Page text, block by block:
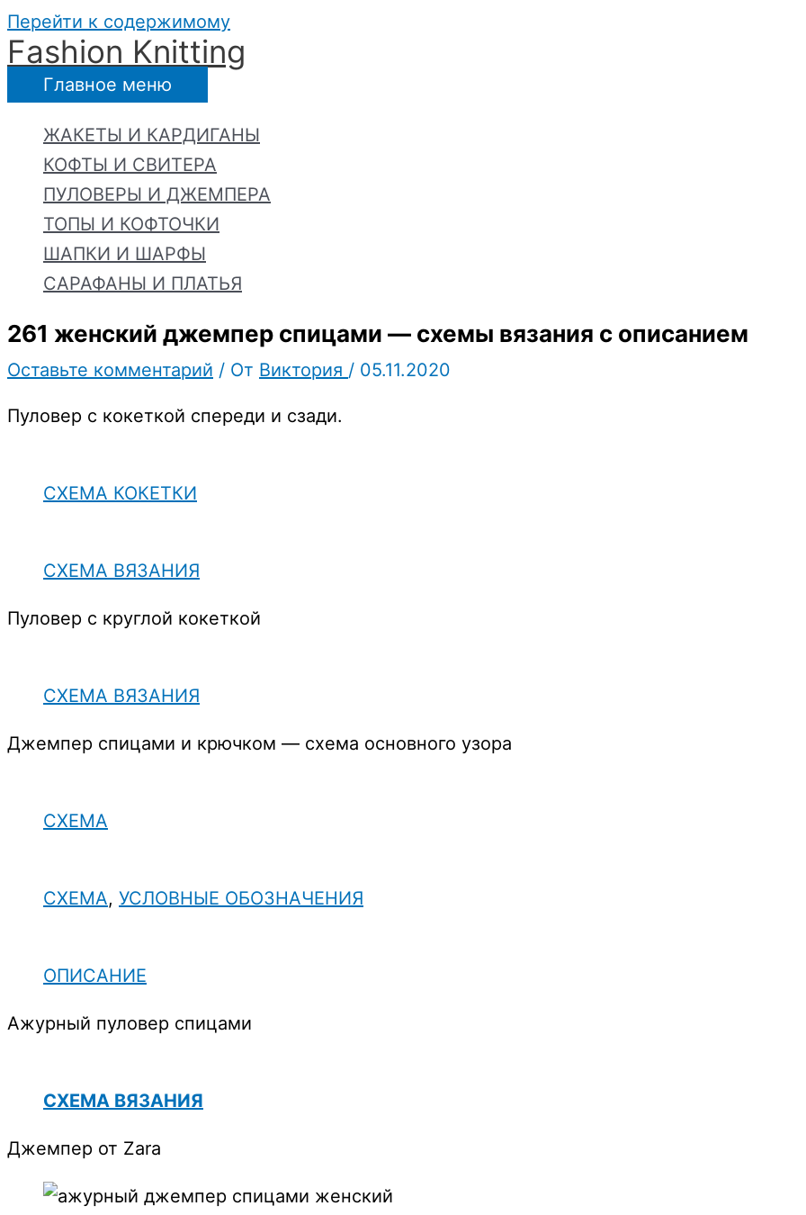
Перейти к содержимому
Fashion Knitting
Главное меню
ЖАКЕТЫ И КАРДИГАНЫ
КОФТЫ И СВИТЕРА
ПУЛОВЕРЫ И ДЖЕМПЕРА
ТОПЫ И КОФТОЧКИ
ШАПКИ И ШАРФЫ
САРАФАНЫ И ПЛАТЬЯ
261 женский джемпер спицами — схемы вязания с описанием
Оставьте комментарий / От Виктория / 05.11.2020
Пуловер с кокеткой спереди и сзади.
СХЕМА КОКЕТКИ
СХЕМА ВЯЗАНИЯ
Пуловер с круглой кокеткой
СХЕМА ВЯЗАНИЯ
Джемпер спицами и крючком — схема основного узора
СХЕМА
СХЕМА, УСЛОВНЫЕ ОБОЗНАЧЕНИЯ
ОПИСАНИЕ
Ажурный пуловер спицами
СХЕМА ВЯЗАНИЯ
Джемпер от Zara